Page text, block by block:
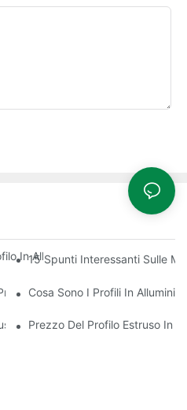
In Alluminio A Taglio Termico
15 Spunti Interessanti Sulle
Di Estrusione Di Alluminio
Cosa Sono I Profili In Alluminio
Di Alluminio
Prezzo Del Profilo Estruso In